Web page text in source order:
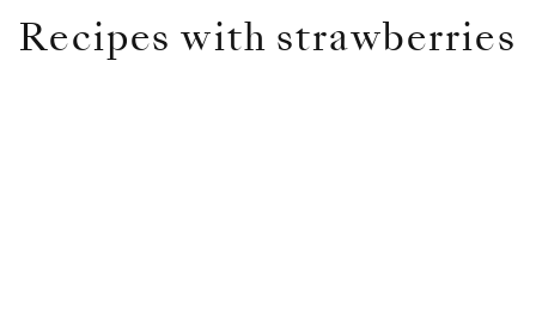
Recipes with strawberries